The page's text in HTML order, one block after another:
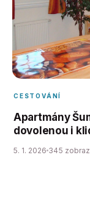
CESTOVÁNÍ
Apartmány
dovolenou i
5. 1. 2026 345